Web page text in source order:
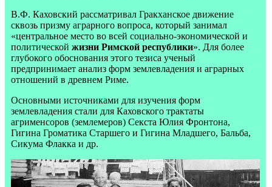
В.Ф. Каховский рассматривал Гракханское движение
сквозь призму аграрного вопроса, который занимал
«центральное место во всей социально-экономической и
политической жизни Римской республики». Для более
глубокого обоснования этого тезиса ученый
предпринимает анализ форм землевладения и аграрных
отношений в древнем Риме.
Основными источниками для изучения форм
землевладения стали для Каховского трактаты
агрименсоров (землемеров) Секста Юлия Фронтона,
Гигина Громатика Старшего и Гигина Младшего, Бальба,
Сикума Флакка и др.